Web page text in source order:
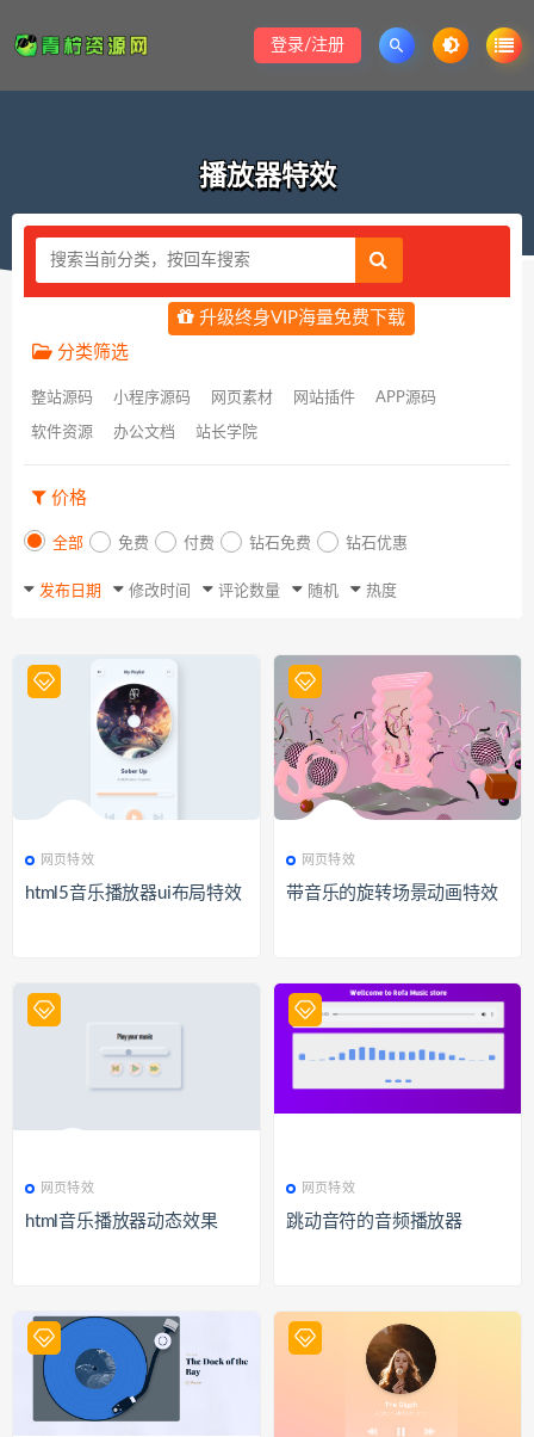
登录/注册
播放器特效
升级终身VIP海量免费下载
分类筛选
整站源码 小程序源码 网页素材 网站插件 APP源码
软件资源 办公文档 站长学院
价格
全部 免费 付费 钻石免费 钻石优惠
发布日期 修改时间 评论数量 随机 热度
327
网页特效
html5音乐播放器ui布局特效
345
网页特效
带音乐的旋转场景动画特效
335
网页特效
html音乐播放器动态效果
344
网页特效
跳动音符的音频播放器